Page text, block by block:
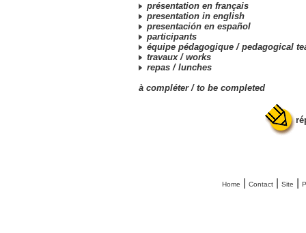
présentation en français
presentation in english
presentación en español
participants
équipe pédagogique / pedagogical
travaux / works
repas / lunches
à compléter / to be completed
Home Contact| Site